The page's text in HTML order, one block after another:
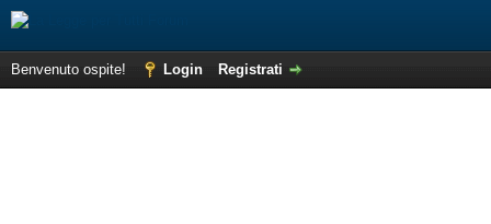
Benvenuto ospite! Login Registrati